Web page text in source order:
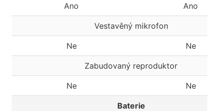
Ano Ano
Vestavěný mikrofon
Ne Ne
Zabudovaný reproduktor
Ne Ne
Baterie